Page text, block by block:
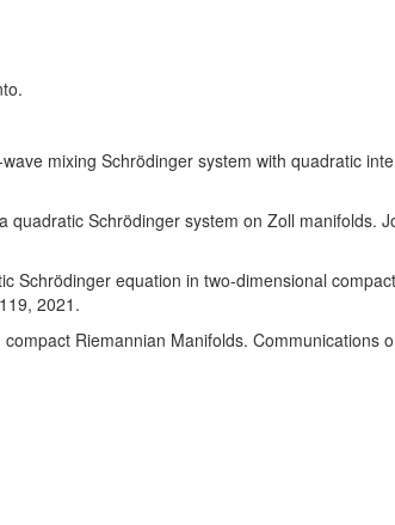
mixing Schrödinger system with quadratic
quadratic Schrödinger system on Zoll manifolds.
Schrödinger equation in two-dimensional
2021.
Riemannian Manifolds. Communications